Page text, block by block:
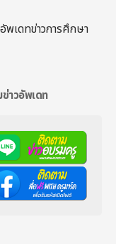
พเดทข่าวการศึกษา
าวอัพเดท